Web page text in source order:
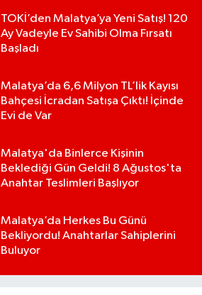
TOKİ’den Malatya’ya Yeni Satış! 120
Ay Vadeyle Ev Sahibi Olma Fırsatı
Başladı
Malatya’da 6,6 Milyon TL’lik Kayısı
Bahçesi İcradan Satışa Çıktı! İçinde
Evi de Var
Malatya'da Binlerce Kişinin
Beklediği Gün Geldi! 8 Ağustos'ta
Anahtar Teslimleri Başlıyor
Malatya’da Herkes Bu Günü
Bekliyordu! Anahtarlar Sahiplerini
Buluyor